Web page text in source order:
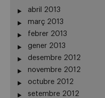
abril 2013
març 2013
febrer 2013
gener 2013
desembre 2012
novembre 2012
octubre 2012
setembre 2012